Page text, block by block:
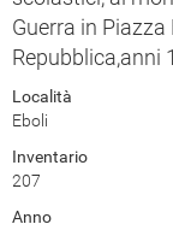
Guerra in
Repubblica,anni
Località
Eboli
Inventario
207
Anno